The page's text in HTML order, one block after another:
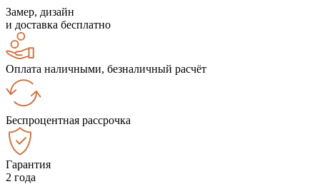
Замер, дизайн
и доставка бесплатно
Оплата наличными, безналичный расчёт
Беспроцентная рассрочка
Гарантия
2 года